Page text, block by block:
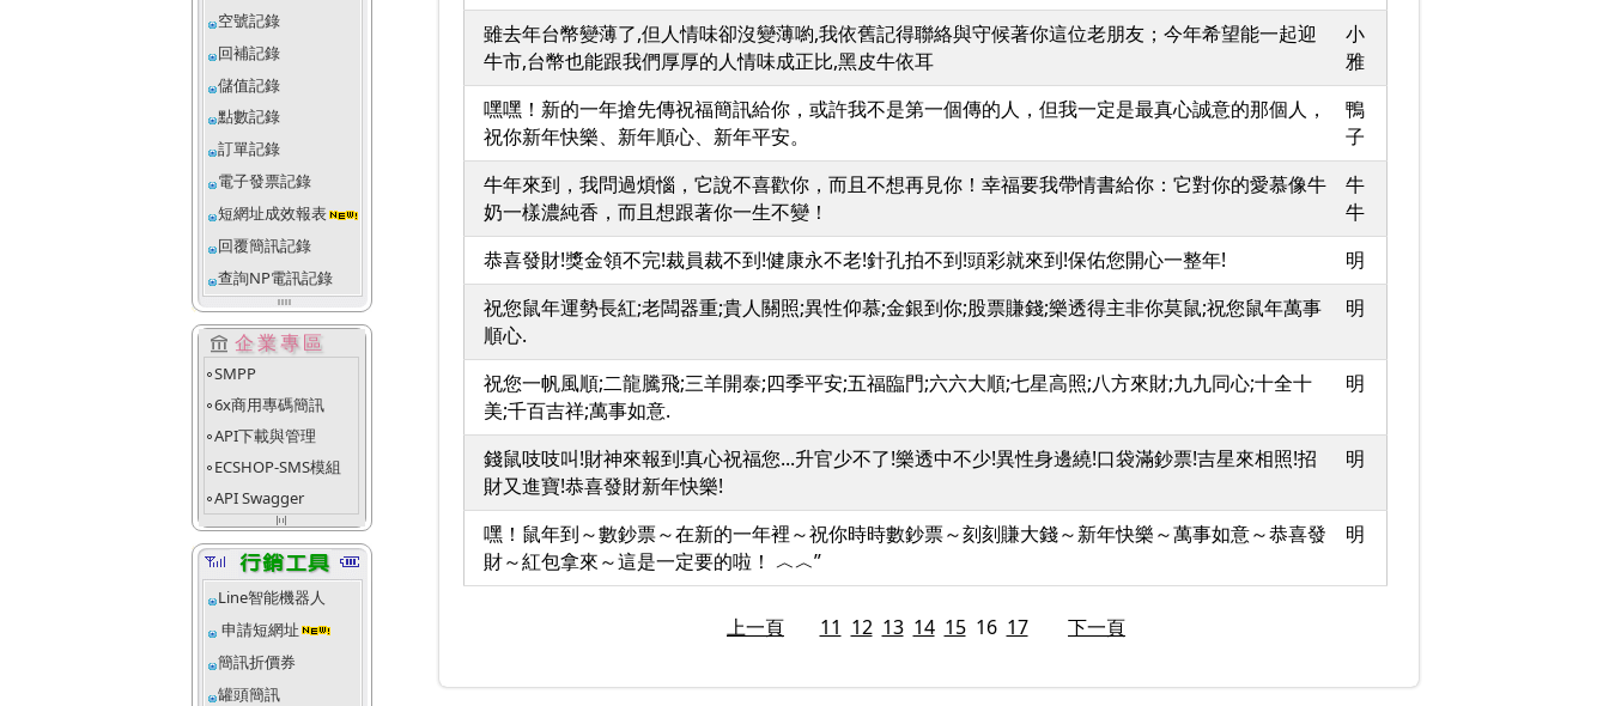
空號記錄
回補記錄
儲值記錄
點數記錄
訂單記錄
電子發票記錄
短網址成效報表
回覆簡訊記錄
查詢NP電訊記錄
account_balance 企業專區
fiber_manual_record SMPP
fiber_manual_record 6x商用專碼簡訊
fiber_manual_record API下載與管理
fiber_manual_record ECSHOP-SMS模組
fiber_manual_record API Swagger
align_justify_space_even
Line智能機器人
申請短網址
簡訊折價券
罐頭簡訊
雖去年台幣變薄了,但人情味卻沒變薄喲,我依舊記得聯絡與守候著你這位老朋友；今年希望能一起迎
牛市,台幣也能跟我們厚厚的人情味成正比,黑皮牛依耳
小
雅
嘿嘿！新的一年搶先傳祝福簡訊給你，或許我不是第一個傳的人，但我一定是最真心誠意的那個人，
祝你新年快樂、新年順心、新年平安。
鴨
子
牛年來到，我問過煩惱，它說不喜歡你，而且不想再見你！幸福要我帶情書給你：它對你的愛慕像牛
奶一樣濃純香，而且想跟著你一生不變！
牛
牛
恭喜發財!獎金領不完!裁員裁不到!健康永不老!針孔拍不到!頭彩就來到!保佑您開心一整年!
明
祝您鼠年運勢長紅;老闆器重;貴人關照;異性仰慕;金銀到你;股票賺錢;樂透得主非你莫鼠;祝您鼠年萬事
順心.
明
祝您一帆風順;二龍騰飛;三羊開泰;四季平安;五福臨門;六六大順;七星高照;八方來財;九九同心;十全十
美;千百吉祥;萬事如意.
明
錢鼠吱吱叫!財神來報到!真心祝福您...升官少不了!樂透中不少!異性身邊繞!口袋滿鈔票!吉星來相照!招
財又進寶!恭喜發財新年快樂!
明
嘿！鼠年到～數鈔票～在新的一年裡～祝你時時數鈔票～刻刻賺大錢～新年快樂～萬事如意～恭喜發
財～紅包拿來～這是一定要的啦！ ︿︿”
明
上一頁 11 12 13 14 1516 17 下一頁